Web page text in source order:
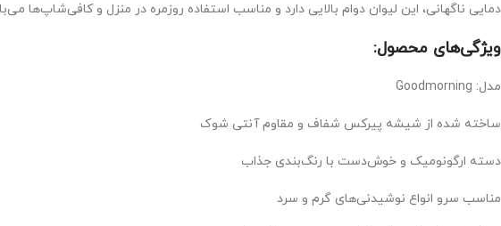
دمایی ناگهانی، این لیوان دوام بالایی دارد و مناسب استفاده روزمره در منزل و کافی‌شاپ‌ها
ویژگی‌های محصول:
مدل: Goodmorning
ساخته شده از شیشه پیرکس شفاف و مقاوم آنتی شوک
دسته ارگونومیک و خوش‌دست با رنگ‌بندی جذاب
مناسب سرو انواع نوشیدنی‌های گرم و سرد